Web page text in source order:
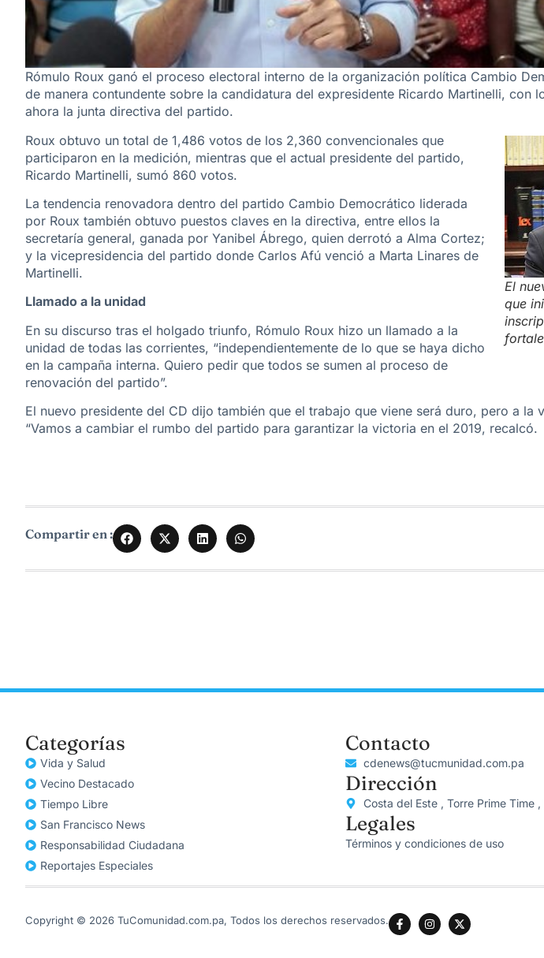
Rómulo Roux ganó el proceso electoral interno de la organización política Cambio
de manera contundente sobre la candidatura del expresidente Ricardo Martinelli, con
ahora la junta directiva del partido.
El
que
Roux obtuvo un total de 1,486 votos de los 2,360 convencionales que
participaron en la medición, mientras que el actual presidente del partido,
Ricardo Martinelli, sumó 860 votos.
La tendencia renovadora dentro del partido Cambio Democrático liderada
por Roux también obtuvo puestos claves en la directiva, entre ellos la
secretaría general, ganada por Yanibel Ábrego, quien derrotó a Alma Cortez;
y la vicepresidencia del partido donde Carlos Afú venció a Marta Linares de
Martinelli.
Llamado a la unidad
En su discurso tras el holgado triunfo, Rómulo Roux hizo un llamado a la
unidad de todas las corrientes, “independientemente de lo que se haya dicho
en la campaña interna. Quiero pedir que todos se sumen al proceso de
renovación del partido”.
El nuevo presidente del CD dijo también que el trabajo que viene será duro, pero a la
“Vamos a cambiar el rumbo del partido para garantizar la victoria en el 2019, recalcó.
Compartir en :
Categorías
Vida y Salud
Vecino Destacado
Tiempo Libre
San Francisco News
Responsabilidad Ciudadana
Reportajes Especiales
Contacto
cdenews@tucmunidad.com.pa
Dirección
Costa del Este , Torre Prime Time ,
Legales
Términos y condiciones de uso
Copyright © 2026 TuComunidad.com.pa, Todos los derechos reservados.